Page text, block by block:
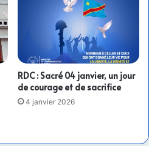
RDC : Sacré 04 janvier, un jour
de courage et de sacrifice
4 janvier 2026